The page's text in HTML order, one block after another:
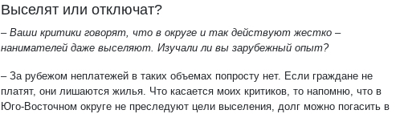
Выселят или отключат?
– Ваши критики говорят, что в округе и так действуют жестко –
нанимателей даже выселяют. Изучали ли вы зарубежный опыт?
– За рубежом неплатежей в таких объемах попросту нет. Если граждане не
платят, они лишаются жилья. Что касается моих критиков, то напомню, что в
Юго-Восточном округе не преследуют цели выселения, долг можно погасить в